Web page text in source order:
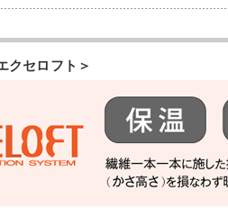
クセロフト＞